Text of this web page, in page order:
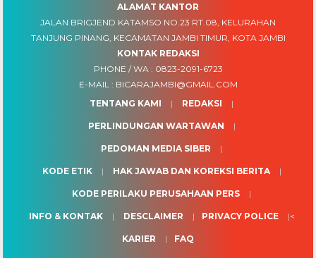
ALAMAT KANTOR
JALAN BRIGJEND KATAMSO NO.23 RT.08, KELURAHAN
TANJUNG PINANG, KECAMATAN JAMBI TIMUR, KOTA JAMBI
KONTAK REDAKSI
PHONE / WA : 0823-2091-6723
E-MAIL : BICARAJAMBI@GMAIL.COM
TENTANG KAMI
REDAKSI
PERLINDUNGAN WARTAWAN
PEDOMAN MEDIA SIBER
KODE ETIK HAK JAWAB DAN KOREKSI BERITA
KODE PERILAKU PERUSAHAAN PERS
INFO & KONTAK DESCLAIMER PRIVACY POLICE <
KARIER FAQ